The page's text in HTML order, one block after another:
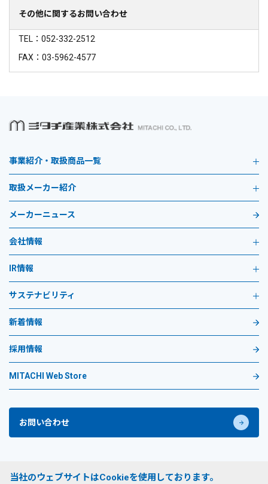
その他に関するお問い合わせ
TEL：052-332-2512
FAX：03-5962-4577
事業紹介・取扱商品一覧
取扱メーカー紹介
メーカーニュース
会社情報
IR情報
サステナビリティ
新着情報
採用情報
MITACHI Web Store
お問い合わせ
当社のウェブサイトはCookieを使用しております。